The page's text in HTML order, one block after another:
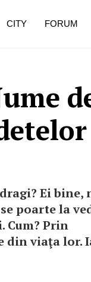
Ei bine,
poarte la
Cum? Prin
din viaţa lor.
CITY FORUM
vârstă